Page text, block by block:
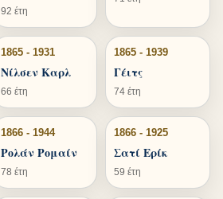
92 έτη
1865 - 1931
Νίλσεν Καρλ
66 έτη
1865 - 1939
Γέιτς
74 έτη
1866 - 1944
Ρολάν Ρομαίν
78 έτη
1866 - 1925
Σατί Ερίκ
59 έτη